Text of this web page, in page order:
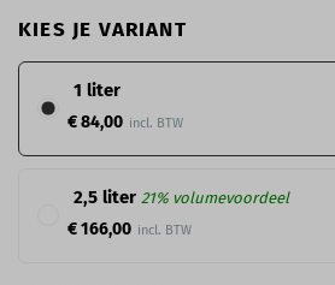
KIES JE VARIANT
1 liter
€ 84,00
2,5 liter 21% volumevoordeel
€ 166,00